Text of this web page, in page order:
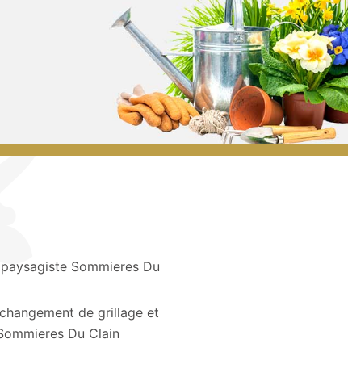
Sommieres Du
de grillage et
Du Clain